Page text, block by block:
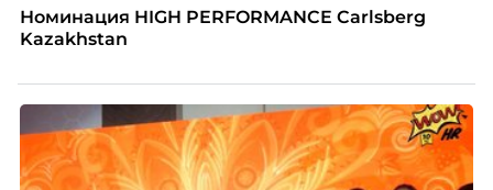
Номинация HIGH PERFORMANCE Carlsberg
Kazakhstan